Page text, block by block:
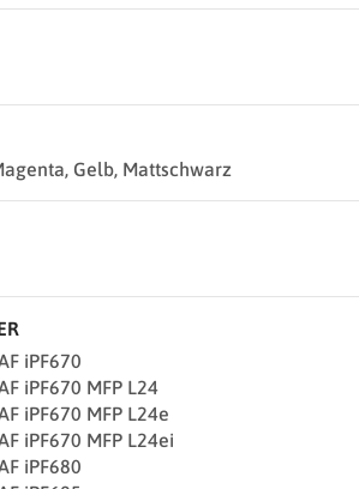
Gelb, Mattschwarz
iPF670
iPF670 MFP L24
iPF670 MFP L24e
iPF670 MFP L24ei
iPF680